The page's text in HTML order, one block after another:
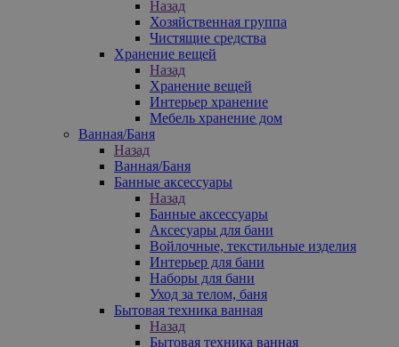
Назад
Хозяйственная группа
Чистящие средства
Хранение вещей
Назад
Хранение вещей
Интерьер хранение
Мебель хранение дом
Ванная/Баня
Назад
Ванная/Баня
Банные аксессуары
Назад
Банные аксессуары
Аксесуары для бани
Войлочные, текстильные изделия
Интерьер для бани
Наборы для бани
Уход за телом, баня
Бытовая техника ванная
Назад
Бытовая техника ванная